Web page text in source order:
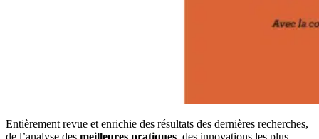
Entièrement revue et enrichie des résultats des dernières recherches,
de l’analyse des meilleures pratiques , des innovations les plus